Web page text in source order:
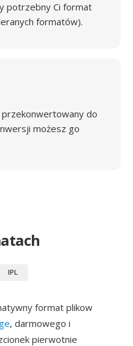
potrzebny Ci format
formatów).
przekonwertowany do
możesz go
IPL
format plikow
, darmowego i
pierwotnie